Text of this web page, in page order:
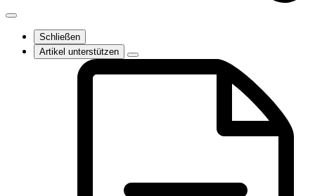
Schließen
Artikel unterstützen